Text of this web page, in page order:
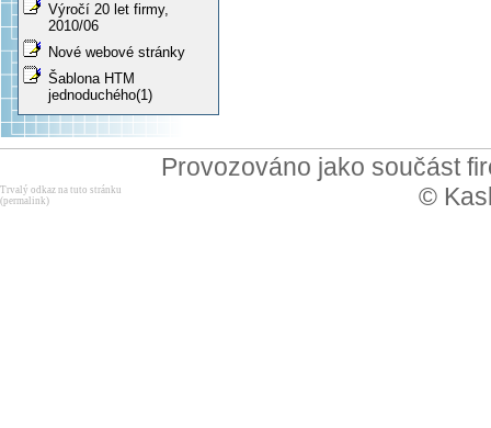
Výročí 20 let firmy,
2010/06
Nové webové stránky
Šablona HTM
jednoduchého(1)
Provozováno jako součást
©
Trvalý odkaz na tuto stránku
(permalink)